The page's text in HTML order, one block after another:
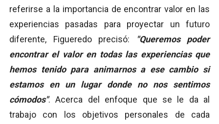
referirse a la importancia de encontrar valor en las
experiencias pasadas para proyectar un futuro
diferente, Figueredo precisó:
"Queremos poder
encontrar el valor en todas las experiencias que
hemos tenido para animarnos a ese cambio si
estamos en un lugar donde no nos sentimos
cómodos". Acerca del enfoque que se le da al
trabajo con los objetivos personales de cada